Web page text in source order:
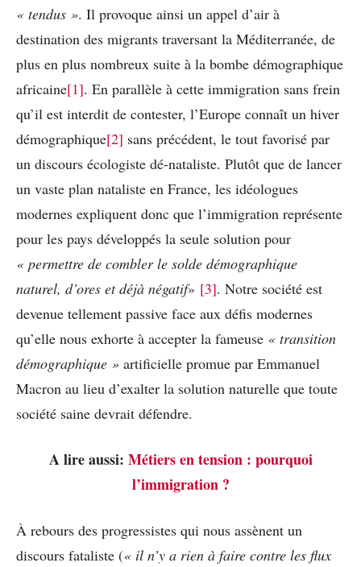
« tendus ». Il provoque ainsi un appel d’air à
destination des migrants traversant la Méditerranée, de
plus en plus nombreux suite à la bombe démographique
africaine[1]. En parallèle à cette immigration sans frein
qu’il est interdit de contester, l’Europe connaît un hiver
démographique[2] sans précédent, le tout favorisé par
un discours écologiste dé-nataliste. Plutôt que de lancer
un vaste plan nataliste en France, les idéologues
modernes expliquent donc que l’immigration représente
pour les pays développés la seule solution pour
« permettre de combler le solde démographique
naturel, d’ores et déjà négatif» [3]. Notre société est
devenue tellement passive face aux défis modernes
qu’elle nous exhorte à accepter la fameuse « transition
démographique » artificielle promue par Emmanuel
Macron au lieu d’exalter la solution naturelle que toute
société saine devrait défendre.
A lire aussi: Métiers en tension : pourquoi
l’immigration ?
À rebours des progressistes qui nous assènent un
discours fataliste (« il n’y a rien à faire contre les flux